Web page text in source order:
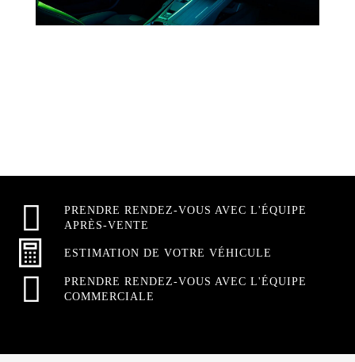
PRENDRE RENDEZ-VOUS AVEC L'ÉQUIPE
APRÈS-VENTE
ESTIMATION DE VOTRE VÉHICULE
PRENDRE RENDEZ-VOUS AVEC L'ÉQUIPE
COMMERCIALE